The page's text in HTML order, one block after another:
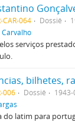
CAR-064 Dossiê
serviços
006 Dossiê
do latim para